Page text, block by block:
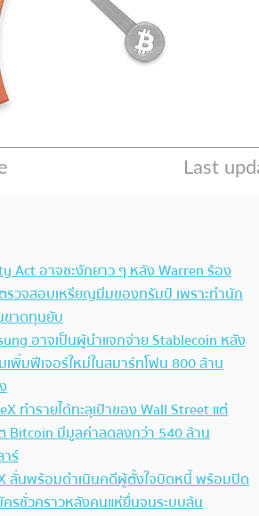
Act อาจชะงักยาว ๆ หลัง Warren ร้อง
รวจสอบเหรียญมีมของทรัมป์ เพราะทำนัก
าดทุนยับ
อาจเป็นผู้นำแจกจ่าย Stablecoin หลัง
เพิ่มฟีเจอร์ใหม่ในสมาร์ทโฟน 800 ล้าน
ทำรายได้ทะลุเป้าของ Wall Street แต่
Bitcoin มีมูลค่าลดลงกว่า 540 ล้าน
ร์
ลั่นพร้อมดำเนินคดีผู้ตั้งใจบิดหนี้ พร้อมปิด
รชั่วคราวหลังคนแห่ยื่นจนระบบล้น